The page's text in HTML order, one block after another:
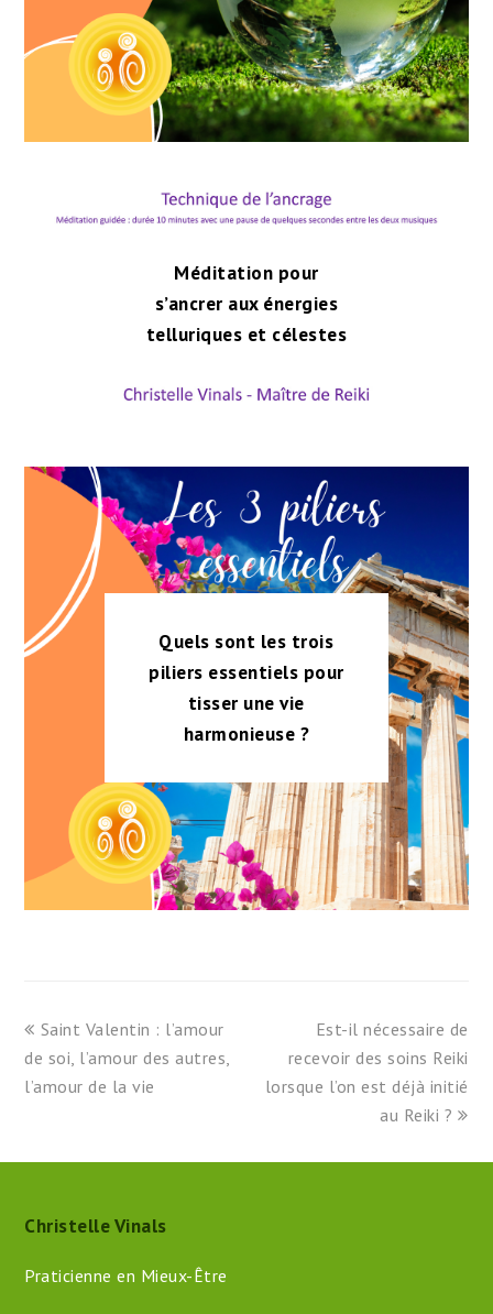
Méditation pour
s’ancrer aux énergies
telluriques et célestes
Quels sont les trois
piliers essentiels pour
tisser une vie
harmonieuse ?
previous
post:
Saint Valentin : l’amour
de soi, l’amour des autres,
l’amour de la vie
next
post:
Est-il nécessaire de
recevoir des soins Reiki
lorsque l’on est déjà initié
au Reiki ?
Christelle Vinals
Praticienne en Mieux-Être